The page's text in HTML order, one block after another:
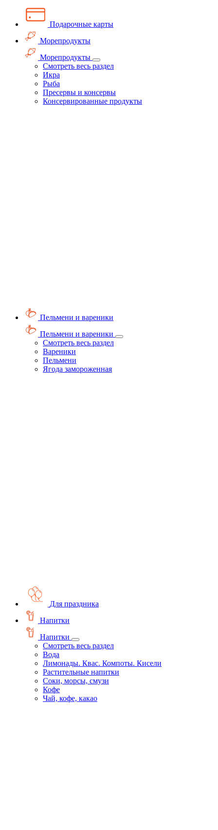
Подарочные карты
Морепродукты
Морепродукты
Смотреть весь раздел
Икра
Рыба
Пресервы и консервы
Консервированные продукты
Пельмени и вареники
Пельмени и вареники
Смотреть весь раздел
Вареники
Пельмени
Ягода замороженная
Для праздника
Напитки
Напитки
Смотреть весь раздел
Вода
Лимонады. Квас. Компоты. Кисели
Растительные напитки
Соки, морсы, смузи
Кофе
Чай, кофе, какао